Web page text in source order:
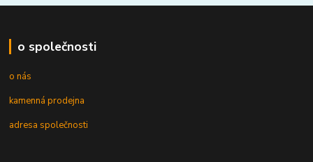
o společnosti
o nás
kamenná prodejna
adresa společnosti